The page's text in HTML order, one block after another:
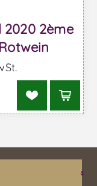
2020 2ème